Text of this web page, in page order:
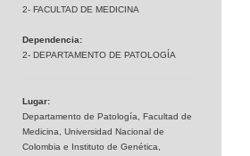
2- FACULTAD DE MEDICINA
Dependencia:
2- DEPARTAMENTO DE PATOLOGÍA
Lugar:
Departamento de Patología, Facultad de
Medicina, Universidad Nacional de
Colombia e Instituto de Genética,